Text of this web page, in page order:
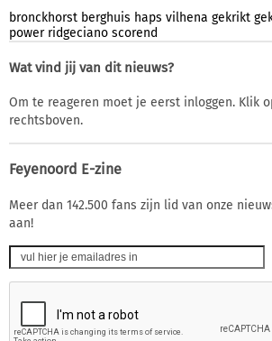
bronckhorst berghuis haps vilhena gekrikt
power ridgeciano scorend
Wat vind jij van dit nieuws?
Om te reageren moet je eerst inloggen. Klik
rechtsboven.
Feyenoord E-zine
Meer dan 142.500 fans zijn lid van onze
aan!